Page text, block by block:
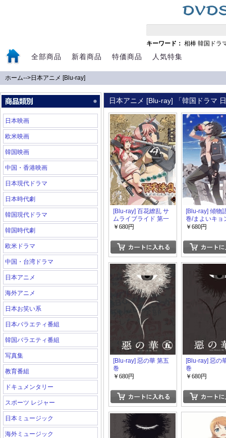
キーワード： 相棒 韓国ドラ
全部商品 新着商品 特価商品 人気特集
ホーム-->日本アニメ [Blu-ray]
日本映画
欧米映画
韓国映画
中国・香港映画
日本現代ドラマ
日本時代劇
韓国現代ドラマ
韓国時代劇
欧米ドラマ
中国・台湾ドラマ
日本アニメ
海外アニメ
日本お笑い系
日本バラエティ番組
韓国バラエティ番組
写真集
教育番組
ドキュメンタリー
スポーツ レジャー
日本ミュージック
海外ミュージック
日本アニメ [Blu-ray] 「韓国ドラマ
[Blu-ray] 百花繚乱 サ
ムライブライド 第一
巻
￥680円
[Blu-ray] 傾物
巻/まよいキョ
(下)
￥680円
[Blu-ray] 惡の華 第五
巻
￥680円
[Blu-ray] 惡の
巻
￥680円